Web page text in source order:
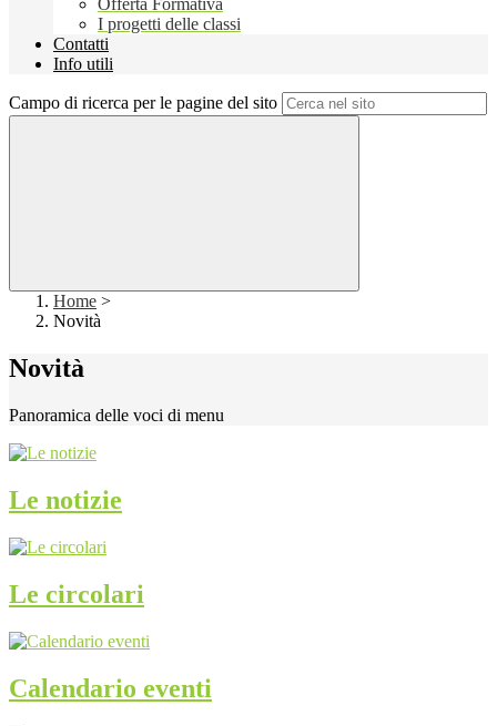
Offerta Formativa
I progetti delle classi
Contatti
Info utili
Campo di ricerca per le pagine del sito
Home >
Novità
Novità
Panoramica delle voci di menu
Le notizie
Le circolari
Calendario eventi